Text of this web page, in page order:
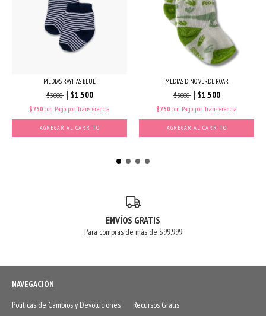
MEDIAS RAYITAS BLUE
$3.000 $1.500
$750 con Pago por Transferencia
AGREGAR AL CARRITO
MEDIAS DINO VERDE ROAR
$3.000 $1.500
$750 con Pago por Transferencia
AGREGAR AL CARRITO
ENVÍOS GRATIS
Para compras de más de $99.999
NAVEGACIÓN
Politicas de Cambios y Devoluciones
Recursos Gratis